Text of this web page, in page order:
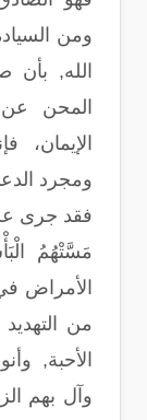
ومن
الله, بأن
المحن
الإيمان،
ومجرد
فقد جرى
مَسَّتْهُمُ
الأمراض
من
الأحبة,
وآل بهم